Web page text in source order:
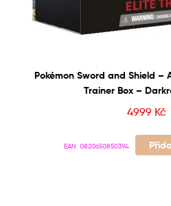
Pokémon Sword and Shield –
Trainer Box –
4999 Kč
EAN: 0820650850394